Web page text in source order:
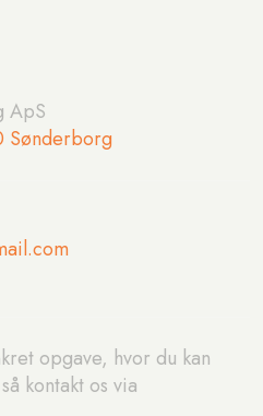
ApS
Sønderborg
opgave, hvor du kan
kontakt os via